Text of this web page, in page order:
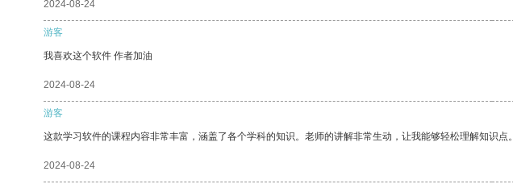
2024-08-24
游客
我喜欢这个软件 作者加油
2024-08-24
游客
这款学习软件的课程内容非常丰富，涵盖了各个学科的知识。老师的讲解非常生动，让我能够轻松理解知识点。
2024-08-24